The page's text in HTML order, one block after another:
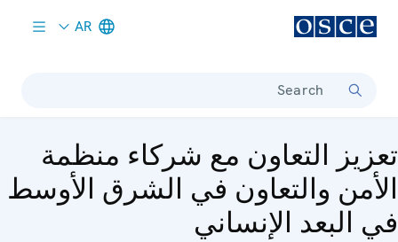
AR
Search
تعزيز التعاون مع شركاء منظمة
الأمن والتعاون في الشرق الأوسط
في البعد الإنساني